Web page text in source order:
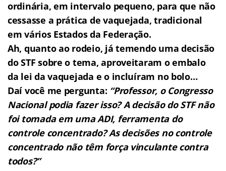
ordinária, em intervalo pequeno, para que não
cessasse a prática de vaquejada, tradicional
em vários Estados da Federação.
Ah, quanto ao rodeio, já temendo uma decisão
do STF sobre o tema, aproveitaram o embalo
da lei da vaquejada e o incluíram no bolo…
Daí você me pergunta: “Professor, o Congresso
Nacional podia fazer isso? A decisão do STF não
foi tomada em uma ADI, ferramenta do
controle concentrado? As decisões no controle
concentrado não têm força vinculante contra
todos?”